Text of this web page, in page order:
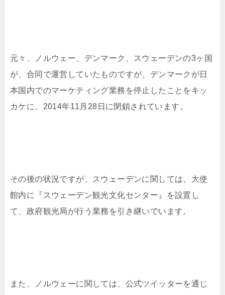
元々、ノルウェー、デンマーク、スウェーデンの3ヶ国
が、合同で運営していたものですが、デンマークが日
本国内でのマーケティング業務を停止したことをキッ
カケに、2014年11月28日に閉鎖されています。
その後の状況ですが、スウェーデンに関しては、大使
館内に『スウェーデン観光文化センター』を設置し
て、政府観光局が行う業務を引き継いでいます。
また、ノルウェーに関しては、公式ツイッターを通じ